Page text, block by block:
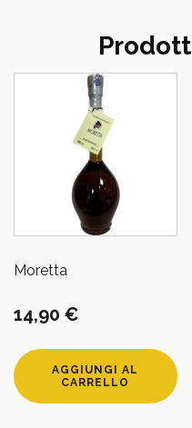
Moretta
14,90 €
AGGIUNGI AL
CARRELLO